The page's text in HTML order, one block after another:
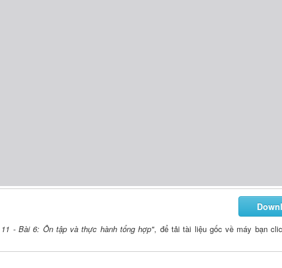
- Bài 6: Ôn tập và thực hành tổng hợp", để tải tài liệu gốc về máy bạn